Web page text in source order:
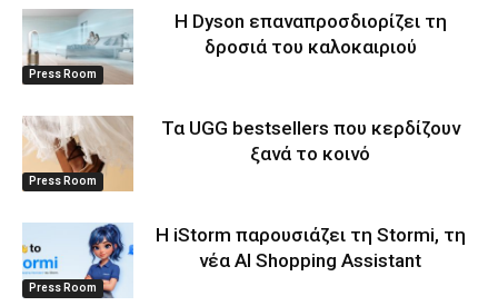
Press Room
Η Dyson επαναπροσδιορίζει τη
δροσιά του καλοκαιριού
Press Room
Τα UGG bestsellers που κερδίζουν
ξανά το κοινό
Press Room
Η iStorm παρουσιάζει τη Stormi, τη
νέα AI Shopping Assistant